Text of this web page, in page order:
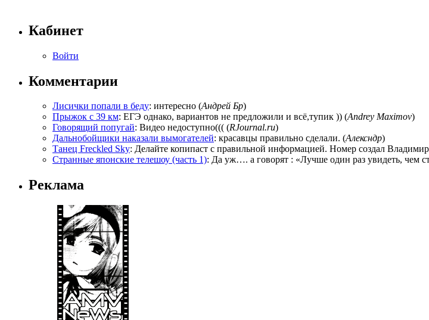
Кабинет
Войти
Комментарии
Лисички попали в беду: интересно (Андрей Бр)
Прыжок с 39 км: ЕГЭ однако, вариантов не предложили и всё,тупик )) (Andrey Maximov)
Говорящий попугай: Видео недоступно((( (RJournal.ru)
Дальнобойщики наказали вымогателей: красавцы правильно сделали. (Алексндр)
Танец Freckled Sky: Делайте копипаст с правильной информацией. Номер создал
Странные японские телешоу (часть 1): Да уж…. а говорят : «Лучше один раз увидеть, чем
Реклама